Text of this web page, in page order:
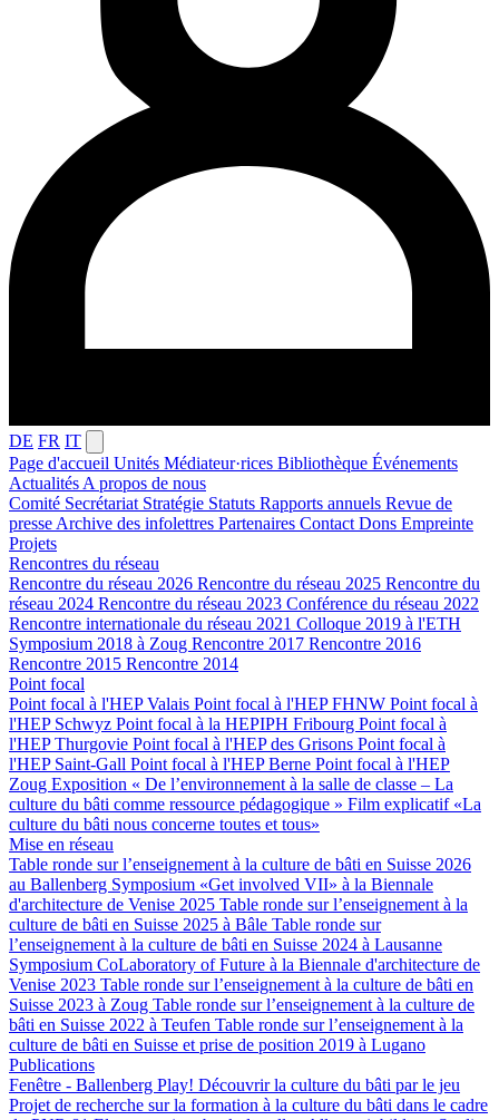
DE FR IT
Page d'accueil Unités Médiateur·rices Bibliothèque Événements
Actualités A propos de nous
Comité Secrétariat Stratégie Statuts Rapports annuels Revue de
presse Archive des infolettres Partenaires Contact Dons Empreinte
Projets
Rencontres du réseau
Rencontre du réseau 2026 Rencontre du réseau 2025 Rencontre du
réseau 2024 Rencontre du réseau 2023 Conférence du réseau 2022
Rencontre internationale du réseau 2021 Colloque 2019 à l'ETH
Symposium 2018 à Zoug Rencontre 2017 Rencontre 2016
Rencontre 2015 Rencontre 2014
Point focal
Point focal à l'HEP Valais Point focal à l'HEP FHNW Point focal à
l'HEP Schwyz Point focal à la HEPIPH Fribourg Point focal à
l'HEP Thurgovie Point focal à l'HEP des Grisons Point focal à
l'HEP Saint-Gall Point focal à l'HEP Berne Point focal à l'HEP
Zoug Exposition « De l’environnement à la salle de classe – La
culture du bâti comme ressource pédagogique » Film explicatif «La
culture du bâti nous concerne toutes et tous»
Mise en réseau
Table ronde sur l’enseignement à la culture de bâti en Suisse 2026
au Ballenberg Symposium «Get involved VII» à la Biennale
d'architecture de Venise 2025 Table ronde sur l’enseignement à la
culture de bâti en Suisse 2025 à Bâle Table ronde sur
l’enseignement à la culture de bâti en Suisse 2024 à Lausanne
Symposium CoLaboratory of Future à la Biennale d'architecture de
Venise 2023 Table ronde sur l’enseignement à la culture de bâti en
Suisse 2023 à Zoug Table ronde sur l’enseignement à la culture de
bâti en Suisse 2022 à Teufen Table ronde sur l’enseignement à la
culture de bâti en Suisse et prise de position 2019 à Lugano
Publications
Fenêtre - Ballenberg Play! Découvrir la culture du bâti par le jeu
Projet de recherche sur la formation à la culture du bâti dans le cadre